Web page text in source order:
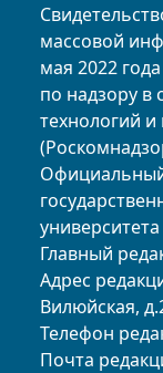
массовой
мая 2022
по надзору
технологий
университета
Главный
Адрес
Вилюйская,
Телефон
Почта